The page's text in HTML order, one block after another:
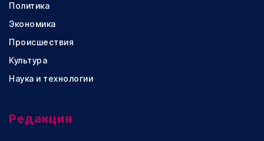
Политика
Экономика
Происшествия
Культура
Наука и технологии
Редакция